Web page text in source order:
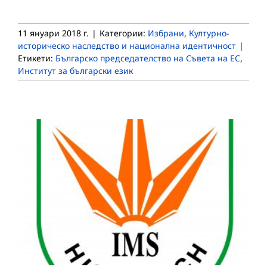
11 януари 2018 г. | Категории: Избрани, Културно-
историческо наследство и национална идентичност |
Етикети: Българско председателство на Съвета на ЕС,
Институт за български език